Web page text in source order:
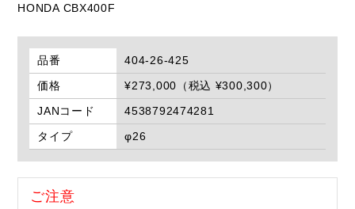
HONDA CBX400F
品番
404-26-425
価格
¥273,000（税込 ¥300,300）
JANコード
4538792474281
タイプ
φ26
ご注意